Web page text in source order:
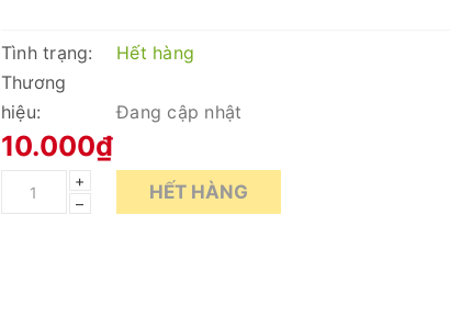
Tình trạng:
Hết hàng
Thương
hiệu:
Đang cập nhật
10.000₫
+
–
HẾT HÀNG